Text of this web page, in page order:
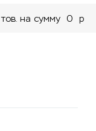
тов. на сумму 0 p